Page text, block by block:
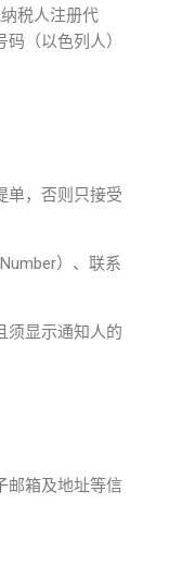
税人注册代
（以色列人）
单，否则只接受
）、联系
须显示通知人的
邮箱及地址等信